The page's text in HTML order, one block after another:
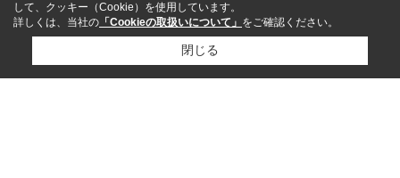
して、クッキー（Cookie）を使用しています。
詳しくは、当社の 「Cookieの取扱いについて」 をご確認ください。
閉じる